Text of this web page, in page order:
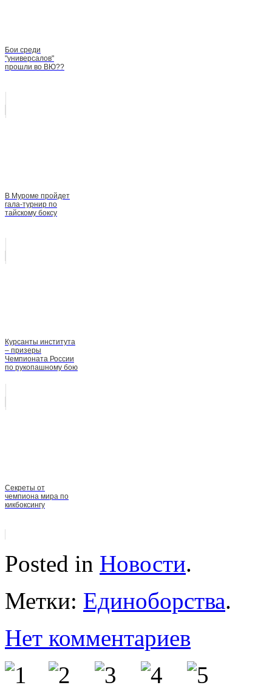
Бои среди
"универсалов"
прошли во ВЮ??
В Муроме пройдет
гала-турнир по
тайскому боксу
Курсанты института
– призеры
Чемпионата России
по рукопашному бою
Секреты от
чемпиона мира по
кикбоксингу
Posted in Новости.
Метки: Единоборства.
Нет комментариев